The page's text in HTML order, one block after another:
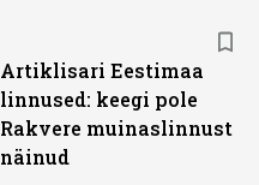
Artiklisari Eestimaa
linnused: keegi pole
Rakvere muinaslinnust
näinud